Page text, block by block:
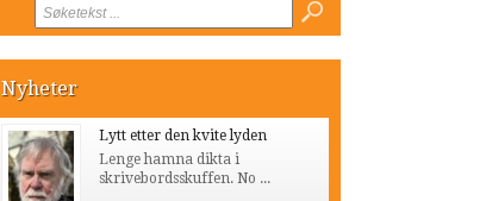
Nyheter
Lytt etter den kvite lyden
Lenge hamna dikta i
skrivebordsskuffen. No ...